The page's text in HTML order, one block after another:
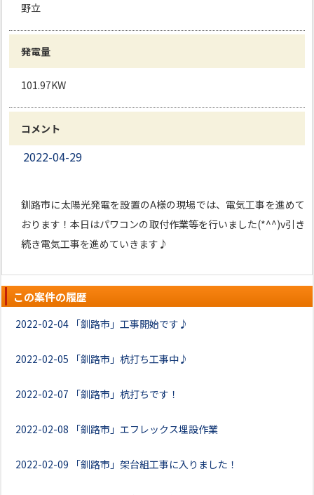
野立
発電量
101.97KW
コメント
2022-04-29
釧路市に太陽光発電を設置のA様の現場では、電気工事を進めて
おります！本日はパワコンの取付作業等を行いました(*^^)v引き
続き電気工事を進めていきます♪
この案件の履歴
2022-02-04 「釧路市」工事開始です♪
2022-02-05 「釧路市」杭打ち工事中♪
2022-02-07 「釧路市」杭打ちです！
2022-02-08 「釧路市」エフレックス埋設作業
2022-02-09 「釧路市」架台組工事に入りました！